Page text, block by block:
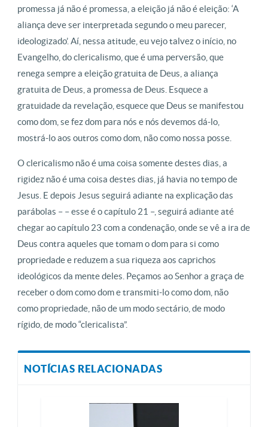
promessa já não é promessa, a eleição já não é eleição: ‘A
aliança deve ser interpretada segundo o meu parecer,
ideologizado’. Aí, nessa atitude, eu vejo talvez o início, no
Evangelho, do clericalismo, que é uma perversão, que
renega sempre a eleição gratuita de Deus, a aliança
gratuita de Deus, a promessa de Deus. Esquece a
gratuidade da revelação, esquece que Deus se manifestou
como dom, se fez dom para nós e nós devemos dá-lo,
mostrá-lo aos outros como dom, não como nossa posse.
O clericalismo não é uma coisa somente destes dias, a
rigidez não é uma coisa destes dias, já havia no tempo de
Jesus. E depois Jesus seguirá adiante na explicação das
parábolas – – esse é o capítulo 21 –, seguirá adiante até
chegar ao capítulo 23 com a condenação, onde se vê a ira de
Deus contra aqueles que tomam o dom para si como
propriedade e reduzem a sua riqueza aos caprichos
ideológicos da mente deles. Peçamos ao Senhor a graça de
receber o dom como dom e transmiti-lo como dom, não
como propriedade, não de um modo sectário, de modo
rígido, de modo “clericalista”.
NOTÍCIAS RELACIONADAS